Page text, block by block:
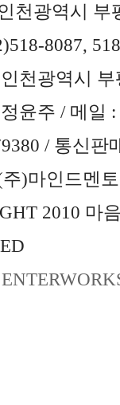
천광역시 부
8087,
천광역시
윤주 / 메일 :
/ 통신판
)마인드멘토
2010 마